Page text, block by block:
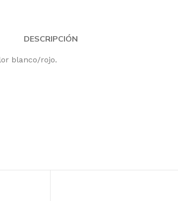
DESCRIPCIÓN
blanco/rojo.